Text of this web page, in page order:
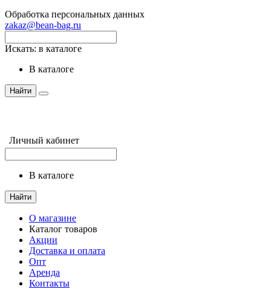
Обработка персональных данных
zakaz@bean-bag.ru
Искать: в каталоге
в каталоге
Найти
Личный кабинет
в каталоге
Найти
О магазине
Каталог товаров
Акции
Доставка и оплата
Опт
Аренда
Контакты